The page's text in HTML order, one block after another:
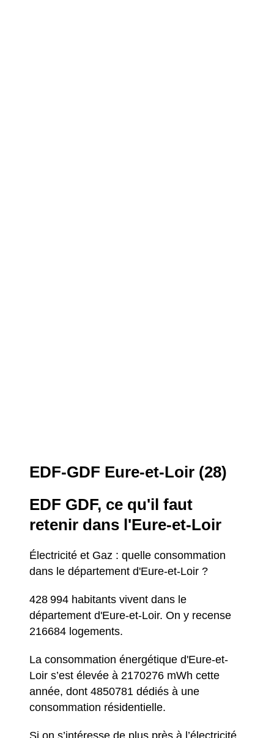
EDF-GDF Eure-et-Loir (28)
EDF GDF, ce qu'il faut
retenir dans l'Eure-et-Loir
Électricité et Gaz : quelle consommation
dans le département d'Eure-et-Loir ?
428 994 habitants vivent dans le
département d'Eure-et-Loir. On y recense
216684 logements.
La consommation énergétique d'Eure-et-
Loir s’est élevée à 2170276 mWh cette
année, dont 4850781 dédiés à une
consommation résidentielle.
Si on s’intéresse de plus près à l’électricité,